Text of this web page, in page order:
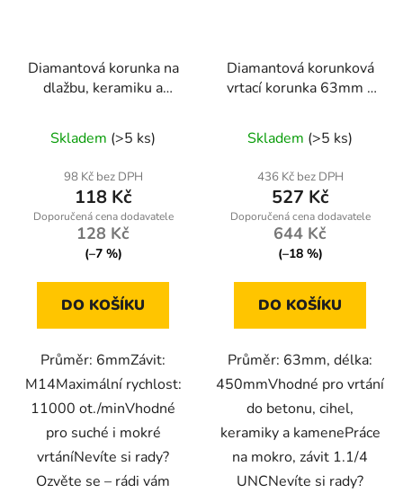
Diamantová korunka na
dlažbu, keramiku a
Skladem (>5 ks)
98 Kč bez DPH
118 Kč
128 Kč
(–7 %)
DO KOŠÍKU
Průměr: 6mmZávit:
M14Maximální rychlost:
11000 ot./minVhodné
pro suché i mokré
vrtáníNevíte si rady?
Ozvěte se – rádi vám
Diamantová korunková
vrtací korunka 63mm x
Skladem (>5 ks)
436 Kč bez DPH
527 Kč
644 Kč
(–18 %)
DO KOŠÍKU
Průměr: 63mm, délka:
450mmVhodné pro vrtání
do betonu, cihel,
keramiky a kamenePráce
na mokro, závit 1.1/4
UNCNevíte si rady?